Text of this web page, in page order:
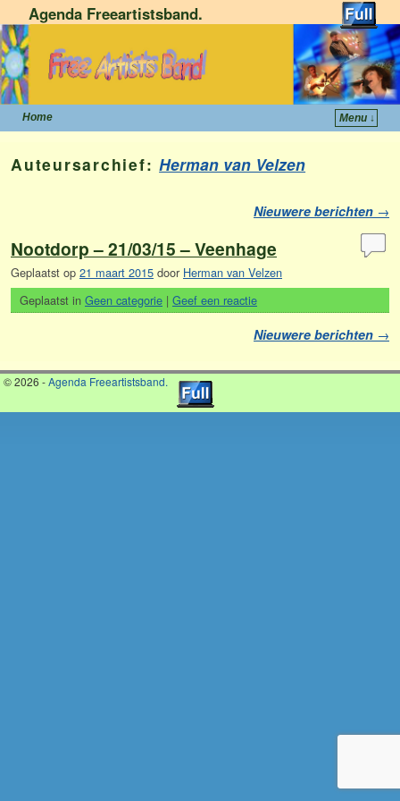
Agenda Freeartistsband.
Home
Menu ↓
Auteursarchief:Herman van Velzen
Nieuwere berichten →
Nootdorp – 21/03/15 – Veenhage
Geplaatst op 21 maart 2015 door Herman van Velzen
Geplaatst in Geen categorie | Geef een reactie
Nieuwere berichten →
© 2026 -Agenda Freeartistsband.